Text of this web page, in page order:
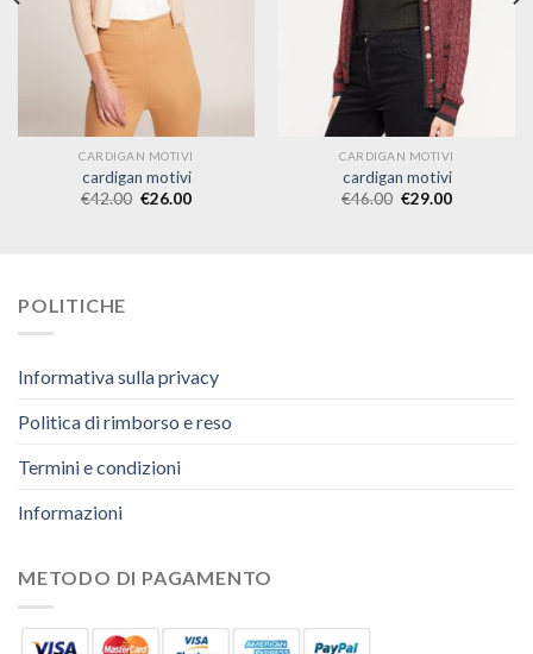
CARDIGAN MOTIVI
cardigan motivi
€42.00 €26.00
CARDIGAN MOTIVI
cardigan motivi
€46.00 €29.00
POLITICHE
Informativa sulla privacy
Politica di rimborso e reso
Termini e condizioni
Informazioni
METODO DI PAGAMENTO